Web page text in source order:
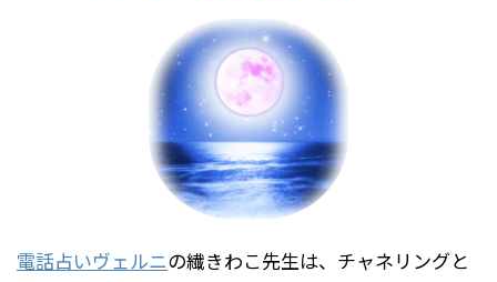
電話占いヴェルニの繊きわこ先生は、チャネリングと